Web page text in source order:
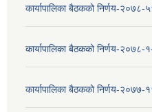
कार्यापालिका बैठकको निर्णय-२०७८-
कार्यापालिका बैठकको निर्णय-२०७८-
कार्यापालिका बैठकको निर्णय-२०७७-